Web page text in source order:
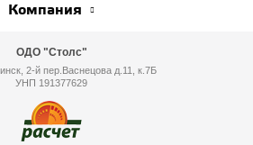
Компания
ОДО "Столс"
2-й пер.Васнецова д.11, к.7Б
УНП 191377629